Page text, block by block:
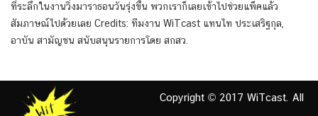
ที่ระลึกในงานวิ่งมาราธอนวันรุ่งขึ้น พวกเราก็เลยเข้าไปช่วยแพ็คแล้ว
สัมภาษณ์ไปด้วยเลย Credits: ทีมงาน WiTcast แทนไท ประเสริฐกุล,
อาบัน สามัญชน สนับสนุนรายการโดย สกสว.
Copyright © 2017 WiTcast. All